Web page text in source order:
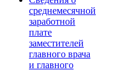
среднемесячной
заработной
плате
заместителей
главного врача
и главного